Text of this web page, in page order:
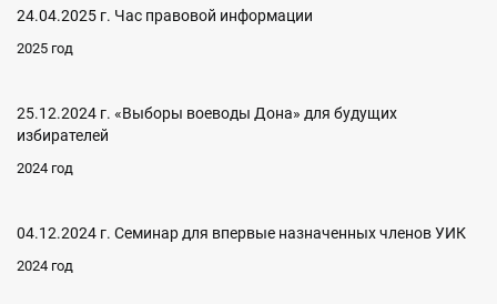
24.04.2025 г. Час правовой информации
2025 год
25.12.2024 г. «Выборы воеводы Дона» для будущих
избирателей
2024 год
04.12.2024 г. Семинар для впервые назначенных членов УИК
2024 год